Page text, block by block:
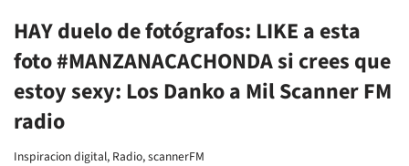
HAY duelo de fotógrafos: LIKE a esta
foto #MANZANACACHONDA si crees que
estoy sexy: Los Danko a Mil Scanner FM
radio
Inspiracion digital, Radio,scannerFM